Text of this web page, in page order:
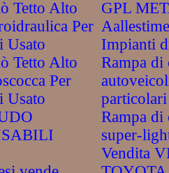
Tetto Alto
Per
Usato
Tetto Alto
Per
Usato
GPL
Impianti
Rampa di
particolari
Rampa di
super-
Vendita